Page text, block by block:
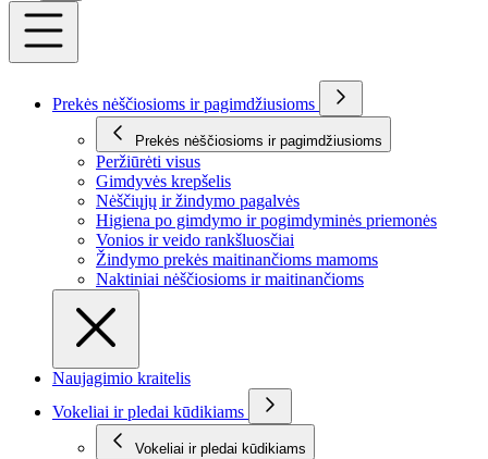
Prekės nėščiosioms ir pagimdžiusioms
Prekės nėščiosioms ir pagimdžiusioms
Peržiūrėti visus
Gimdyvės krepšelis
Nėščiųjų ir žindymo pagalvės
Higiena po gimdymo ir pogimdyminės priemonės
Vonios ir veido rankšluosčiai
Žindymo prekės maitinančioms mamoms
Naktiniai nėščiosioms ir maitinančioms
Naujagimio kraitelis
Vokeliai ir pledai kūdikiams
Vokeliai ir pledai kūdikiams